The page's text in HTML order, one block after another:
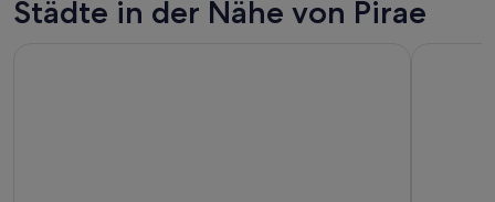
Städte in der Nähe von Pirae